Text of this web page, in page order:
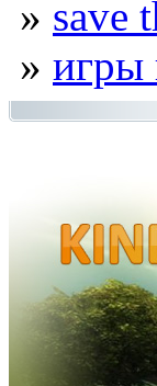
» save
» игры